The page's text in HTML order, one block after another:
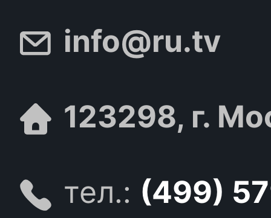
info@ru.tv
123298, г.
тел.: (499)